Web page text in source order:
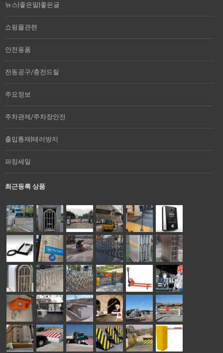
뉴스|좋은말|좋은글
쇼핑몰관련
안전용품
전동공구/충전드릴
주요정보
주차관제/주차장안전
출입통제|테러방지
파킹세일
최근등록 상품